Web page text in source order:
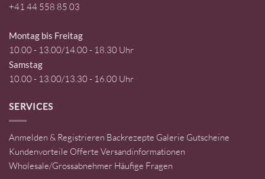
+41 44 558 85 03
Montag bis Freitag
10.00 - 13.00/14.00 - 18.30 Uhr
Samstag
10.00 - 13.00/13.30 - 16.00 Uhr
SERVICES
Anmelden & Registrieren Backrezepte Galerie Gutscheine
Kundenvorteile Offerte Versandinformationen
Wholesale/Grossabnehmer Häufige Fragen